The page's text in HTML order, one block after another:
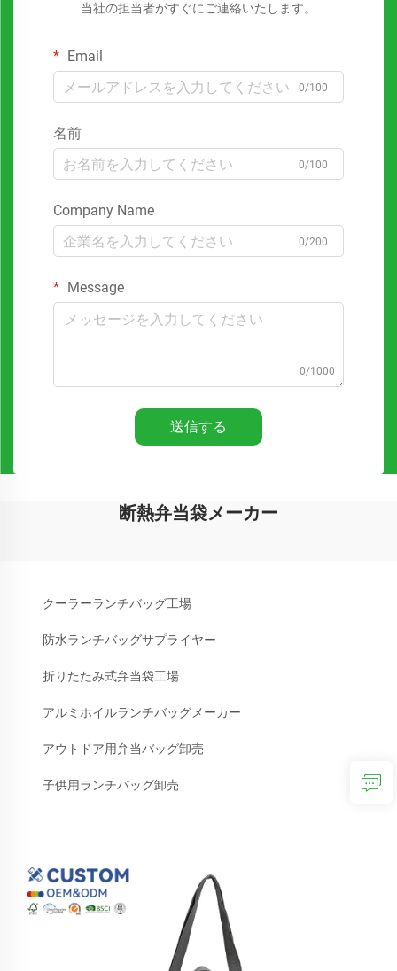
当社の担当者がすぐにご連絡いたします。
Email
0/100
名前
0/100
Company Name
0/200
Message
0/1000
送信する
断熱弁当袋メーカー
クーラーランチバッグ工場
防水ランチバッグサプライヤー
折りたたみ式弁当袋工場
アルミホイルランチバッグメーカー
アウトドア用弁当バッグ卸売
子供用ランチバッグ卸売